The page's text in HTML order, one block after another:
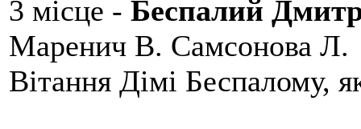
3 місце - Беспалий
Маренич В. Самсонова Л.
Вітання Дімі Беспалому,